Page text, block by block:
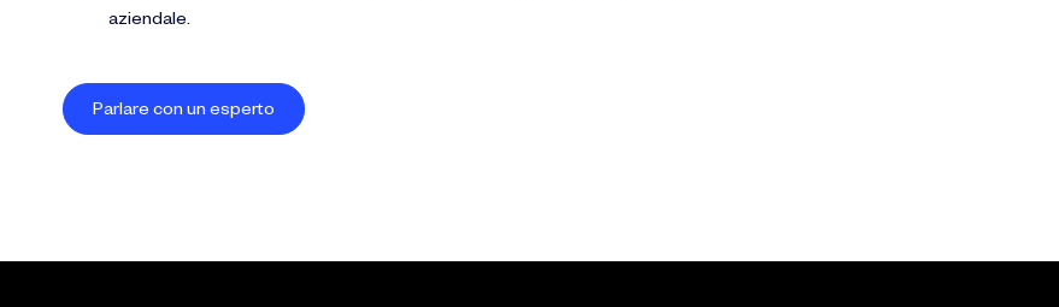
aziendale.
Parlare con un esperto